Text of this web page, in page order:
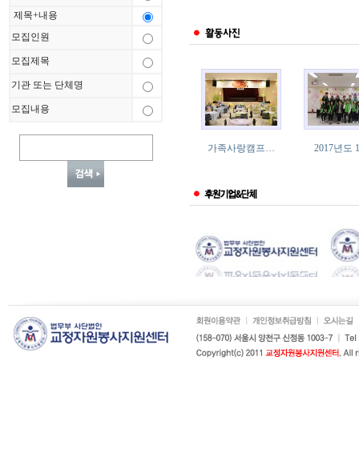
제목+내용
모집인원
모집제목
기관 또는 단체명
모집내용
가족사랑캠프… 2017년도